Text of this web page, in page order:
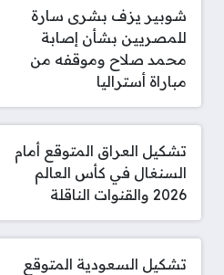
شوبير يزف بشرى سارة
للمصريين بشأن إصابة
محمد صلاح وموقفه من
مباراة أستراليا
تشكيل العراق المتوقع أمام
السنغال في كأس العالم
2026 والقنوات الناقلة
تشكيل السعودية المتوقع